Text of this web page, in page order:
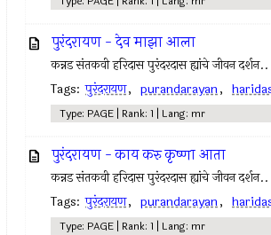
पुरंदरायण - देव माझा आला
कन्नड संतकवी हरिदास पुरंदरदास ह्यांचे जीवन दर्शन..
Tags: पुरंदरायण, purandarayan,
Type: PAGE | Rank: 1 | Lang: mr
पुरंदरायण - काय करु कृष्णा आता
कन्नड संतकवी हरिदास पुरंदरदास ह्यांचे जीवन दर्शन..
Tags: पुरंदरायण, purandarayan,
Type: PAGE | Rank: 1 | Lang: mr